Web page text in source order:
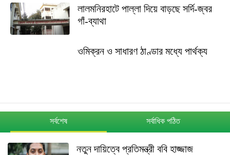
লালমনিরহাটে পাল্লা দিয়ে বাড়ছে সর্দি-জ্বর
গাঁ-ব্যাথা
ওমিক্রন ও সাধারণ ঠাণ্ডার মধ্যে পার্থক্য
সর্বশেষ সর্বাধিক পঠিত
নতুন দায়িত্বে প্রতিমন্ত্রী ববি হাজ্জাজ